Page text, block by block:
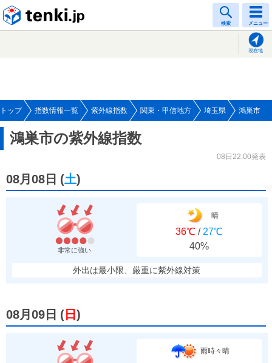
検索 メニュー
現在地
トップ 指数情報一覧 紫外線指数 関東・甲信地方 埼玉県 鴻巣市
鴻巣市の紫外線指数
08日22:00発表
08月08日 (土)
非常に強い
晴
36℃ / 27℃
40%
外出は最小限、厳重に紫外線対策
08月09日 ( 日 )
雨時々晴